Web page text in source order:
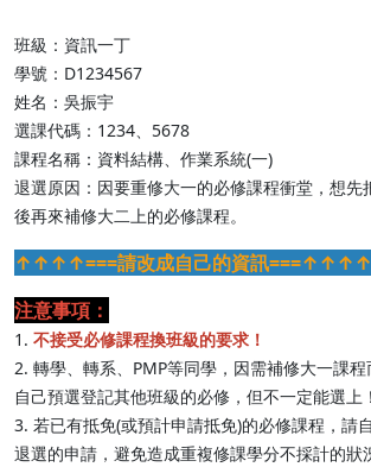
班級：資訊一丁
學號：D1234567
姓名：吳振宇
選課代碼：1234、5678
課程名稱：資料結構、作業系統(一)
退選原因：因要重修大一的必修課程衝堂，想先
後再來補修大二上的必修課程。
↑↑↑↑===請改成自己的資訊===↑↑↑↑
注意事項：
1. 不接受必修課程換班級的要求！
2. 轉學、轉系、PMP等同學，因需補修大一課
自己預選登記其他班級的必修，但不一定能選上！
3. 若已有抵免(或預計申請抵免)的必修課程，請
退選的申請，避免造成重複修課學分不採計的狀